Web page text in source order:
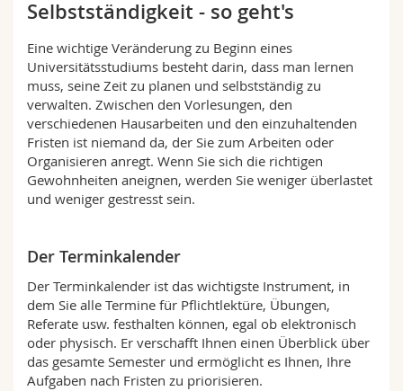
Math.-Nat. und Med. Fak.
Interfakultär
Mitarbeitende
Doktorierende
Webmail
Vorlesungsverzeichnis
MyUnifr
Selbstständigkeit - so geht's
Eine wichtige Veränderung zu Beginn eines
Universitätsstudiums besteht darin, dass man lernen
muss, seine Zeit zu planen und selbstständig zu
verwalten. Zwischen den Vorlesungen, den
verschiedenen Hausarbeiten und den einzuhaltenden
Fristen ist niemand da, der Sie zum Arbeiten oder
Organisieren anregt. Wenn Sie sich die richtigen
Gewohnheiten aneignen, werden Sie weniger überlastet
und weniger gestresst sein.
Der Terminkalender
Der Terminkalender ist das wichtigste Instrument, in
dem Sie alle Termine für Pflichtlektüre, Übungen,
Referate usw. festhalten können, egal ob elektronisch
oder physisch. Er verschafft Ihnen einen Überblick über
das gesamte Semester und ermöglicht es Ihnen, Ihre
Aufgaben nach Fristen zu priorisieren.